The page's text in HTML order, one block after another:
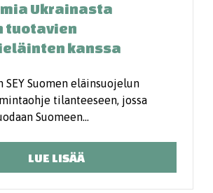
Ukrainasta
tuotavien
kanssa
SEY Suomen eläinsuojelun
tilanteeseen, jossa
Suomeen…
LUE LISÄÄ